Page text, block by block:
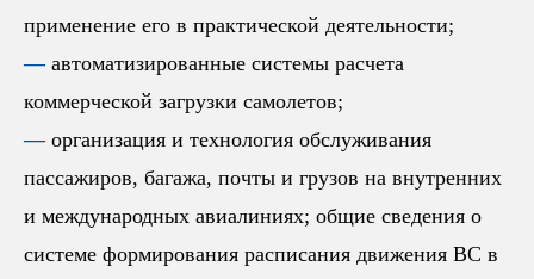
применение его в практической деятельности;
—автоматизированные системы расчета
коммерческой загрузки самолетов;
—организация и технология обслуживания
пассажиров, багажа, почты и грузов на внутренних
и международных авиалиниях; общие сведения о
системе формирования расписания движения ВС в